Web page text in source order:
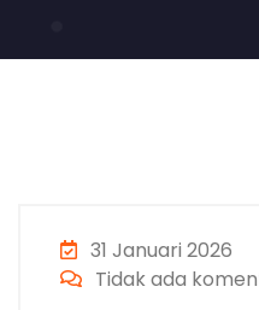
31 Januari 2026
Tidak ada